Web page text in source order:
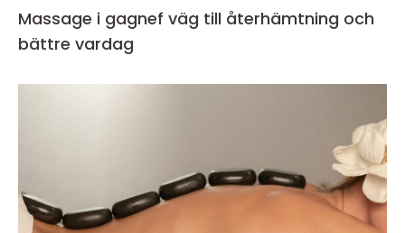
Massage i gagnef väg till återhämtning och
bättre vardag